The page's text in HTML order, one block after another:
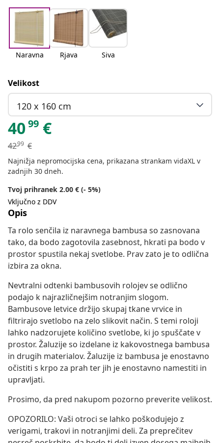
Naravna Rjava Siva
Velikost
120 x 160 cm
4099 €
4299 €
Najnižja nepromocijska cena, prikazana strankam vidaXL v
zadnjih 30 dneh.
Tvoj prihranek 2.00 € (- 5%)
Vključno z DDV
Opis
Ta rolo senčila iz naravnega bambusa so zasnovana
tako, da bodo zagotovila zasebnost, hkrati pa bodo v
prostor spustila nekaj svetlobe. Prav zato je to odlična
izbira za okna.
Nevtralni odtenki bambusovih rolojev se odlično
podajo k najrazličnejšim notranjim slogom.
Bambusove letvice držijo skupaj tkane vrvice in
filtrirajo svetlobo na zelo slikovit način. S temi roloji
lahko nadzorujete količino svetlobe, ki jo spuščate v
prostor. Žaluzije so izdelane iz kakovostnega bambusa
in drugih materialov. Žaluzije iz bambusa je enostavno
očistiti s krpo za prah ter jih je enostavno namestiti in
upravljati.
Prosimo, da pred nakupom pozorno preverite velikost.
OPOZORILO: Vaši otroci se lahko poškodujejo z
verigami, trakovi in notranjimi deli. Za preprečitev